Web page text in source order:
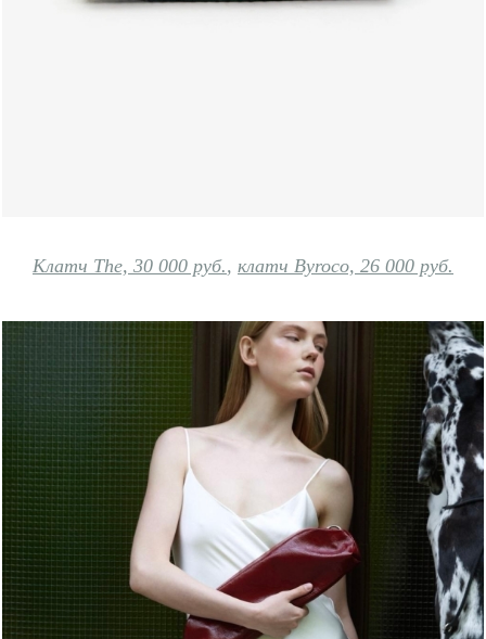
Клатч The, 30 000 руб., клатч Byroco, 26 000 руб.